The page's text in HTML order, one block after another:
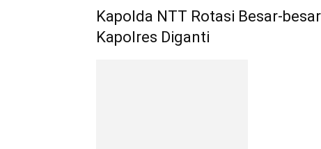
Kapolda NTT Rotasi Besar-
Kapolres Diganti